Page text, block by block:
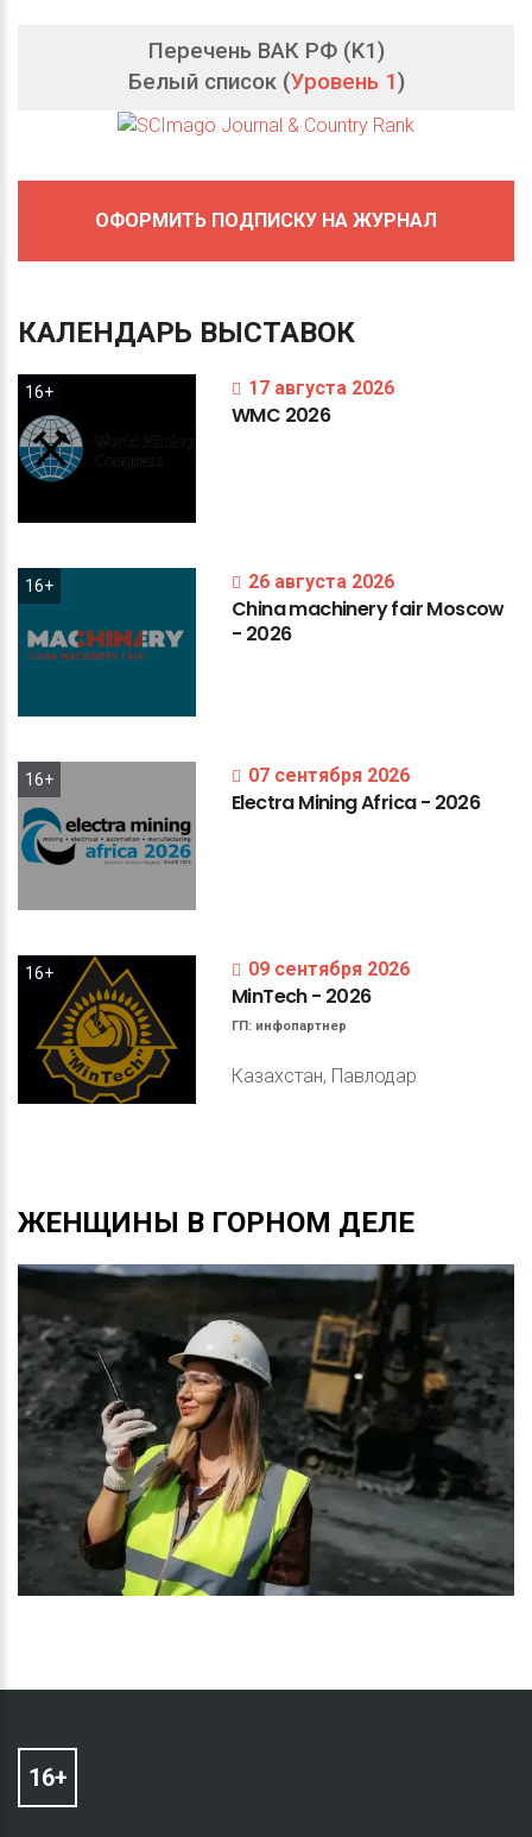
Перечень ВАК РФ (K1)
Белый список (Уровень 1)
ОФОРМИТЬ ПОДПИСКУ НА ЖУРНАЛ
КАЛЕНДАРЬ ВЫСТАВОК
16+ 17 августа 2026
WMC 2026
16+ 26 августа 2026
ChinamachineryfairMoscow
- 2026
16+ 07 сентября 2026
ElectraMiningAfrica- 2026
16+ 09 сентября 2026
MinTech- 2026
ГП: инфопартнер
Казахстан, Павлодар
ЖЕНЩИНЫ В ГОРНОМ ДЕЛЕ